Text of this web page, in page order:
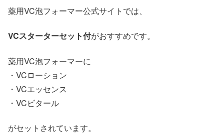
薬用VC泡フォーマー公式サイトでは、
VCスターターセット付がおすすめです。
薬用VC泡フォーマーに
・VCローション
・VCエッセンス
・VCビタール
がセットされています。